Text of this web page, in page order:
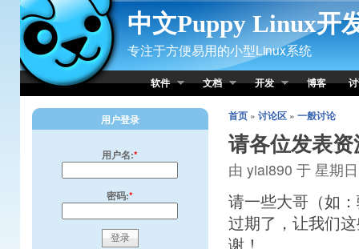
Skip to Content
中文Puppy Linux开
专注于方便易用的小型Linux系统
软件 文档 开发 博客
首页» 讨论区» 一般讨论
请各位发表
由 yiai890 于 星期
请一些大哥（如
过期了，让我们
谢！
用户登录
用户名:*
密码:*